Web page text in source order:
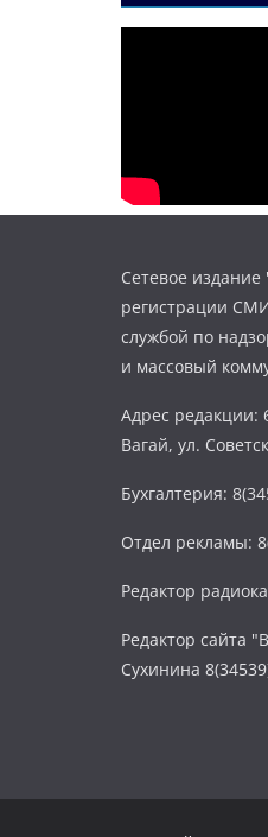
Сетевое
регистрации
службой по
и массовый
Адрес редакции:
Вагай, ул.
Бухгалтерия:
Отдел рекламы:
Редактор
Редактор сайта
Сухинина